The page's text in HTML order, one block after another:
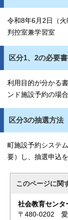
令和8年6月2日（
判控室兼学習室
区分1、2の必要
利用目的が分かる
ンド施設予約の場合
区分3の抽選方法
町施設予約システ
要）し、抽選申込
このページに関
社会教育センタ
〒480-0202 愛